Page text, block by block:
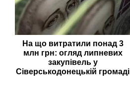
На що витратили понад 3
млн грн: огляд липневих
закупівель у
Сіверськодонецькій громаді